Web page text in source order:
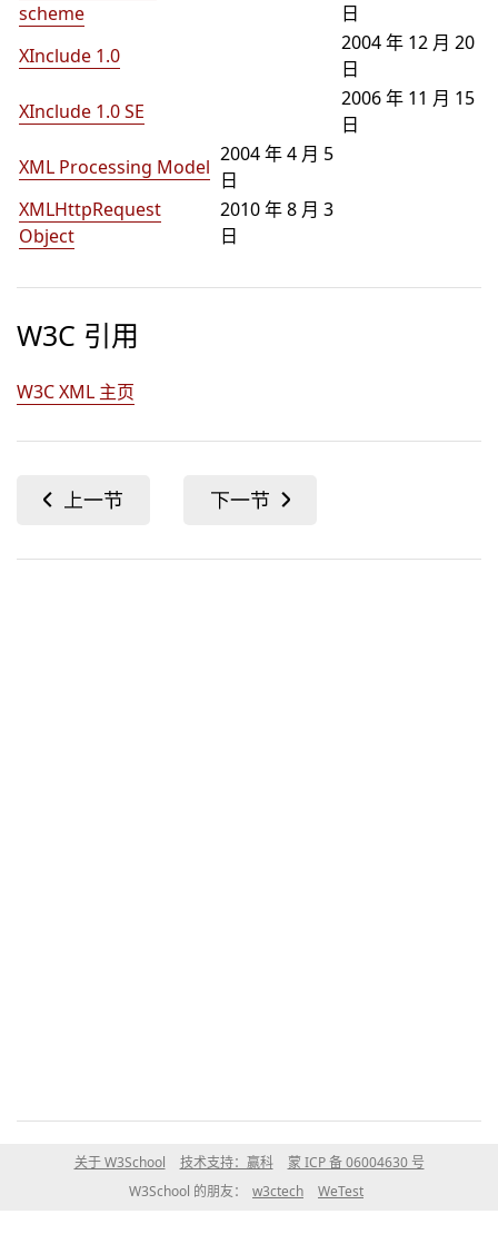
scheme
日
XInclude 1.0
2004 年 12 月 20
日
XInclude 1.0 SE
2006 年 11 月 15
日
XML Processing Model
2004 年 4 月 5
日
XMLHttpRequest
Object
2010 年 8 月 3
日
W3C 引用
W3C XML 主页
关于 W3School 技术支持：赢科
蒙 ICP 备 06004630 号
W3School 的朋友：
w3ctech WeTest